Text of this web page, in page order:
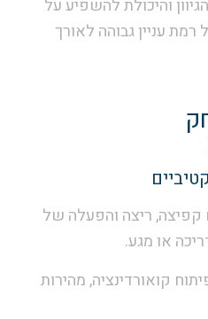
והיכולת להשפיע על
עניין גבוהה לאורך
ריצה והפעלה של
או מגע.
קואורדינציה, מהירות